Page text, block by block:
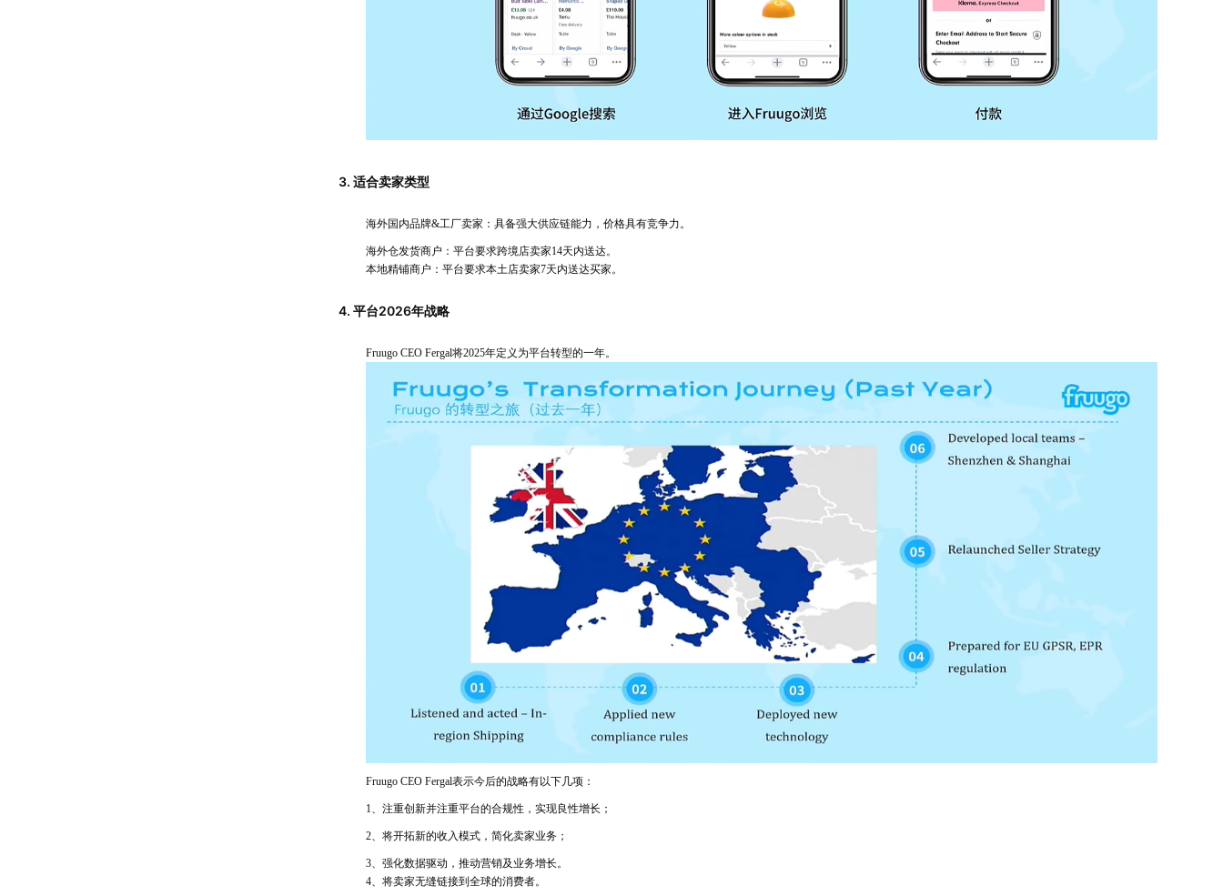
3. 适合卖家类型
海外国内品牌&工厂卖家：具备强大供应链能力，价格具有竞争力。
海外仓发货商户：平台要求跨境店卖家14天内送达。
本地精铺商户：平台要求本土店卖家7天内送达买家。
4. 平台2026年战略
Fruugo CEO Fergal将2025年定义为平台转型的一年。
Fruugo CEO Fergal表示今后的战略有以下几项：
1、注重创新并注重平台的合规性，实现良性增长；
2、将开拓新的收入模式，简化卖家业务；
3、强化数据驱动，推动营销及业务增长。
4、将卖家无缝链接到全球的消费者。